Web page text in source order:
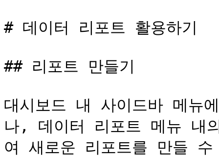
# 데이터 리포트 활용하기
## 리포트 만들기
대시보드 내 사이드바 메뉴
나, 데이터 리포트 메뉴 내
여 새로운 리포트를 만들